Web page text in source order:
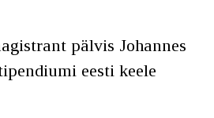
pälvis Johannes
eesti keele